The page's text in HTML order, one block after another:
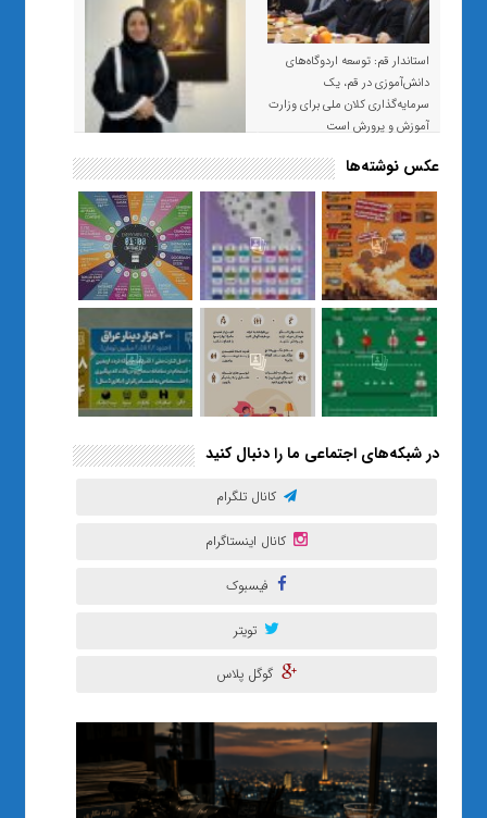
استاندار قم: توسعه اردوگاه‌های
دانش‌آموزی در قم، یک
سرمایه‌گذاری کلان ملی برای وزارت
آموزش و پرورش است
«صبر و اعتماد؛ روایت معلمی که
نسل Z را از بی‌هدفی به خودباوری
رساند / از یک کلاس ساده در قم تا
حضور مشترک معلم و هنرجویان
در مهم‌ترین گالری قرآنی هوش
مصنوعی تهران
عکس نوشته‌ها
در شبکه‌های اجتماعی ما را دنبال کنید
کانال تلگرام
کانال اینستاگرام
فیسبوک
تویتر
گوگل پلاس